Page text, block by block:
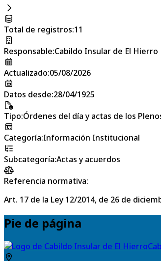
Total de registros:11
Responsable:Cabildo Insular de El Hierro
Actualizado:05/08/2026
Datos desde:28/04/1925
Tipo:Órdenes del día y actas de los
Categoría:Información Institucional
Subcategoría:Actas y acuerdos
Referencia normativa:
Art. 17 de la Ley 12/2014, de 26 de
Pie de página